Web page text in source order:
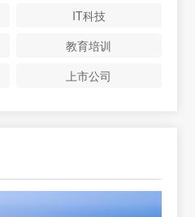
IT科技
教育培训
上市公司